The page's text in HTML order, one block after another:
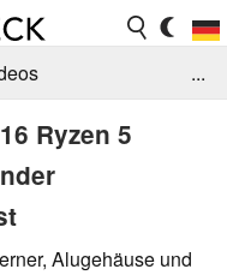
Jobs
...
Ryzen 5
Alugehäuse und